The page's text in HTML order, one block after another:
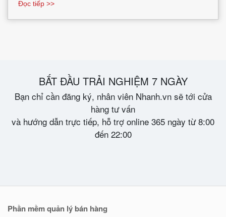
Đọc tiếp >>
BẮT ĐẦU TRẢI NGHIỆM 7 NGÀY
Bạn chỉ cần đăng ký, nhân viên Nhanh.vn sẽ tới cửa
hàng tư vấn
và hướng dẫn trực tiếp, hỗ trợ online 365 ngày từ 8:00
đến 22:00
Phần mềm quản lý bán hàng